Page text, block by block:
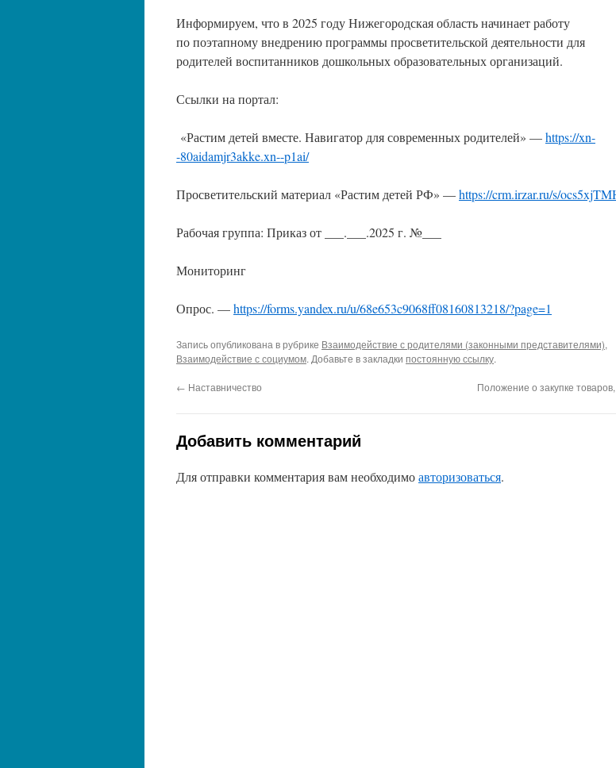
Информируем, что в 2025 году Нижегородская область начинает работу
по поэтапному внедрению программы просветительской деятельности для
родителей воспитанников дошкольных образовательных организаций.
Ссылки на портал:
«Растим детей вместе. Навигатор для современных родителей» —https://xn-
-80aidamjr3akke.xn--p1ai/
Просветительский материал «Растим детей РФ» —https://crm.irzar.ru/s/
Рабочая группа: Приказ от ___.___.2025 г. №___
Мониторинг
Опрос. —https://forms.yandex.ru/u/68e653c9068ff08160813218/?page=1
Запись опубликована в рубрике Взаимодействие с родителями (законными представителями),
Взаимодействие с социумом. Добавьте в закладки постоянную ссылку.
← Наставничество Положение о закупке
Добавить комментарий
Для отправки комментария вам необходимоавторизоваться.